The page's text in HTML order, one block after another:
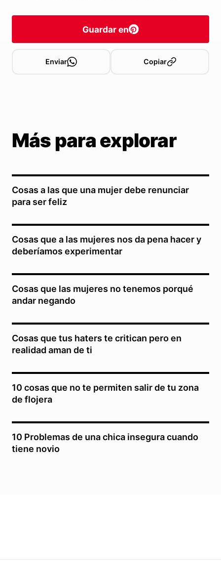
Guardar en
Enviar Copiar
Más para explorar
Cosas a las que una mujer debe renunciar
para ser feliz
Cosas que a las mujeres nos da pena hacer y
deberíamos experimentar
Cosas que las mujeres no tenemos porqué
andar negando
Cosas que tus haters te critican pero en
realidad aman de ti
10 cosas que no te permiten salir de tu zona
de flojera
10 Problemas de una chica insegura cuando
tiene novio